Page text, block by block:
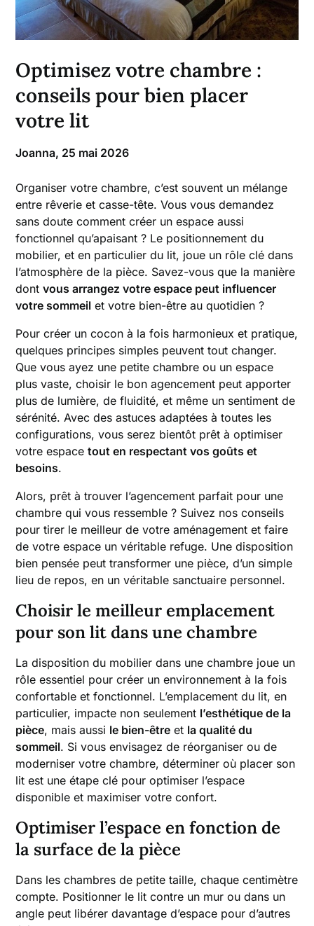
Optimisez votre chambre :
conseils pour bien placer
votre lit
Joanna, 25 mai 2026
Organiser votre chambre, c’est souvent un mélange
entre rêverie et casse-tête. Vous vous demandez
sans doute comment créer un espace aussi
fonctionnel qu’apaisant ? Le positionnement du
mobilier, et en particulier du lit, joue un rôle clé dans
l’atmosphère de la pièce. Savez-vous que la manière
dontvous arrangez votre espace peut influencer
votre sommeil et votre bien-être au quotidien ?
Pour créer un cocon à la fois harmonieux et pratique,
quelques principes simples peuvent tout changer.
Que vous ayez une petite chambre ou un espace
plus vaste, choisir le bon agencement peut apporter
plus de lumière, de fluidité, et même un sentiment de
sérénité. Avec des astuces adaptées à toutes les
configurations, vous serez bientôt prêt à optimiser
votre espacetout en respectant vos goûts et
besoins.
Alors, prêt à trouver l’agencement parfait pour une
chambre qui vous ressemble ? Suivez nos conseils
pour tirer le meilleur de votre aménagement et faire
de votre espace un véritable refuge. Une disposition
bien pensée peut transformer une pièce, d’un simple
lieu de repos, en un véritable sanctuaire personnel.
Choisir le meilleur emplacement
pour son lit dans une chambre
La disposition du mobilier dans une chambre joue un
rôle essentiel pour créer un environnement à la fois
confortable et fonctionnel. L’emplacement du lit, en
particulier, impacte non seulement l’esthétique de la
pièce, mais aussi le bien-être et la qualité du
sommeil. Si vous envisagez de réorganiser ou de
moderniser votre chambre, déterminer où placer son
lit est une étape clé pour optimiser l’espace
disponible et maximiser votre confort.
Optimiser l’espace en fonction de
la surface de la pièce
Dans les chambres de petite taille, chaque centimètre
compte. Positionner le lit contre un mur ou dans un
angle peut libérer davantage d’espace pour d’autres